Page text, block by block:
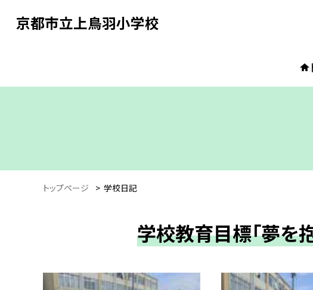
京都市立上鳥羽小学校
トップページ > 学校日記
学校教育目標「夢を